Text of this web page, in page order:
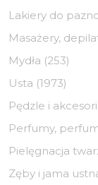
Lakiery do
Masażery,
Mydła (253)
Usta (1973)
Pędzle i
Perfumy,
Pielęgnacja
Zęby i jama